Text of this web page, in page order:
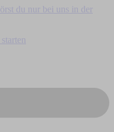
du nur bei uns in der